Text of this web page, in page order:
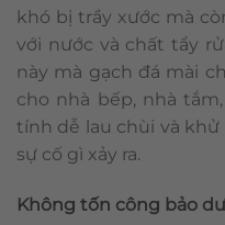
khó bị trầy xước mà
với nước và chất tẩy
này mà gạch đá mài
cho nhà bếp, nhà
tính dễ lau chùi và
sự cố gì xảy ra.
Không tốn công bảo